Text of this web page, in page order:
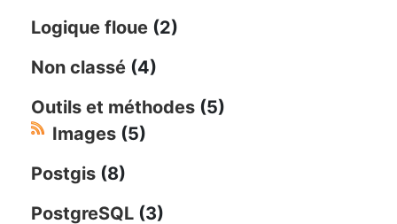
Logique floue (2)
Non classé (4)
Outils et méthodes (5)
Images (5)
Postgis (8)
PostgreSQL (3)